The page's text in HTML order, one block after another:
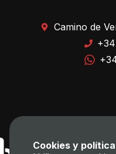
Camino de
Cookies y